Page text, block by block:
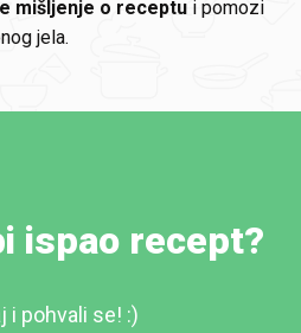
mišljenje o receptu i pomozi
jela.
ispao recept?
i pohvali se! :)